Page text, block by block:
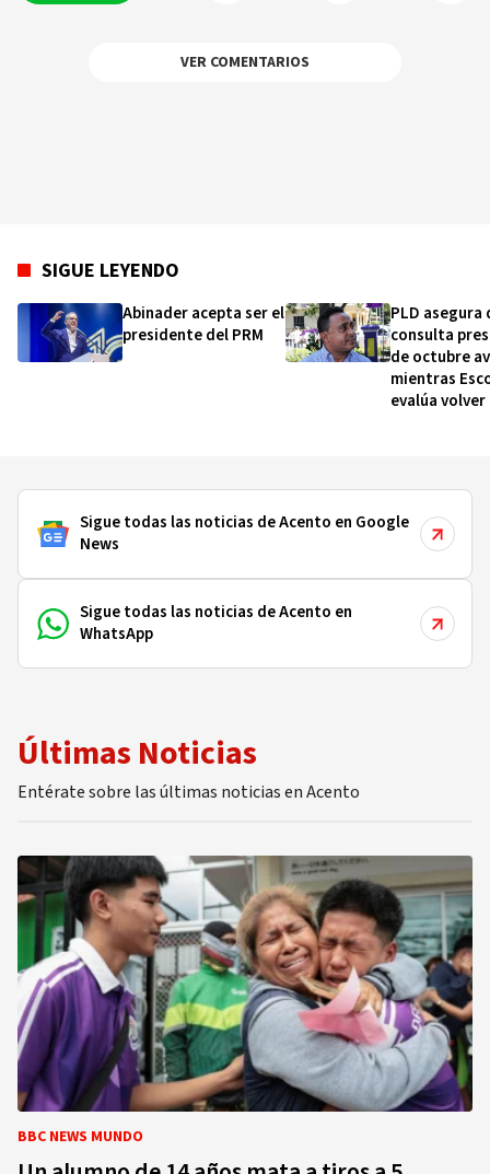
VER COMENTARIOS
SIGUE LEYENDO
Abinader acepta ser el
presidente del PRM
PLD asegura
consulta
de octubre
mientras
evalúa volver
Sigue todas las noticias de Acento en Google
News
Sigue todas las noticias de Acento en
WhatsApp